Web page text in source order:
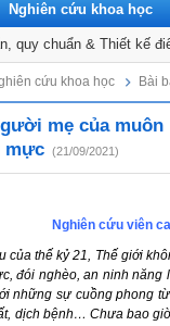
Nghiên cứu khoa học
quy chuẩn & Thiết kế
cứu khoa học Bài
mẹ của
mực (21/09/2021)
Nghiên cứu viên
của thế kỷ 21, Thế giới
đói nghèo, an ninh
những sự cuồng phong
dịch bệnh… Chưa bao